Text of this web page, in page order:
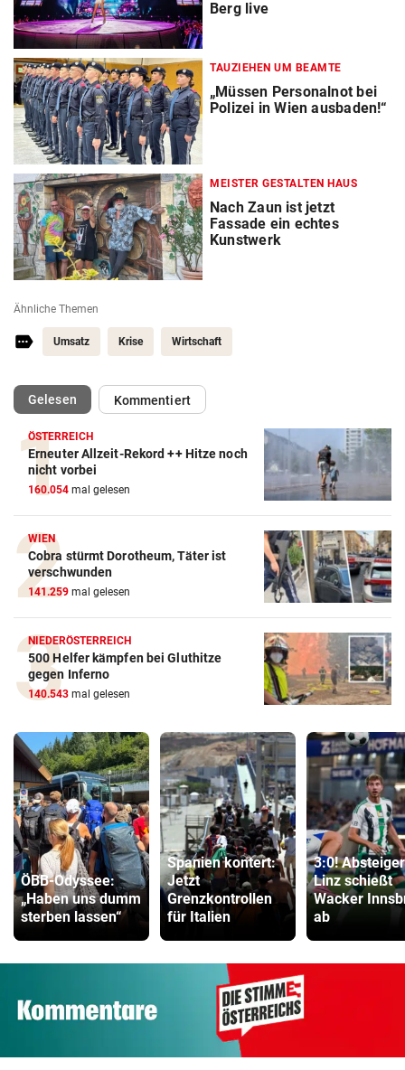
Berg live
TAUZIEHEN UM BEAMTE
„Müssen Personalnot bei
Polizei in Wien ausbaden!“
MEISTER GESTALTEN HAUS
Nach Zaun ist jetzt
Fassade ein echtes
Kunstwerk
Ähnliche Themen
Umsatz Krise Wirtschaft
Gelesen(ausgewählt)Kommentiert
ÖSTERREICH
Erneuter Allzeit-Rekord ++ Hitze noch
nicht vorbei
160.054 mal gelesen
WIEN
Cobra stürmt Dorotheum, Täter ist
verschwunden
141.259 mal gelesen
NIEDERÖSTERREICH
500 Helfer kämpfen bei Gluthitze
gegen Inferno
140.543 mal gelesen
ÖBB-Odyssee:
„Haben uns dumm
sterben lassen“
Spanien kontert:
Jetzt
Grenzkontrollen
für Italien
3:0!
Linz schießt
Wacker
ab